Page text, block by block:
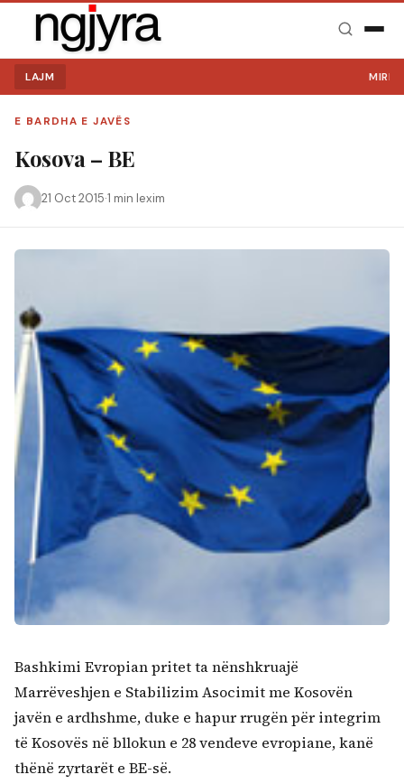
Kërko:
LAJM MIRË
E BARDHA E JAVËS
Kosova – BE
21 Oct 2015·1 min lexim
Bashkimi Evropian pritet ta nënshkruajë
Marrëveshjen e Stabilizim Asocimit me Kosovën
javën e ardhshme, duke e hapur rrugën për integrim
të Kosovës në bllokun e 28 vendeve evropiane, kanë
thënë zyrtarët e BE-së.